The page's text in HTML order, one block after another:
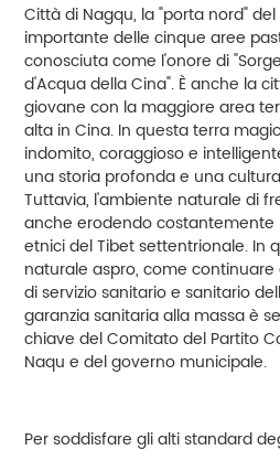
Città di Nagqu, la "porta nord"
importante delle cinque aree
conosciuta come l'onore di
d'Acqua della Cina". È anche la
giovane con la maggiore area
alta in Cina. In questa terra
indomito, coraggioso e
una storia profonda e una
Tuttavia, l'ambiente naturale di
anche erodendo costantemente
etnici del Tibet settentrionale. In
naturale aspro, come
di servizio sanitario e sanitario
garanzia sanitaria alla massa è
chiave del Comitato del Partito
Naqu e del governo municipale.
Per soddisfare gli alti standard